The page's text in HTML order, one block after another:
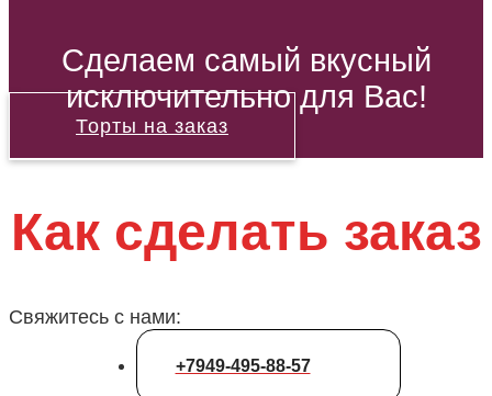
Сделаем самый вкусный
исключительно для Вас!
Торты на заказ
Как сделать заказ
Свяжитесь с нами:
+7949-495-88-57